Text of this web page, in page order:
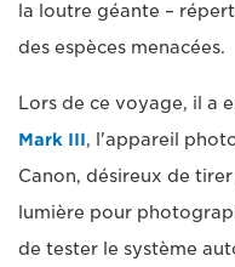
la loutre géante –
des espèces menacées.
Lors de ce voyage, il a
Mark III, l'appareil
Canon, désireux de
lumière pour
de tester le système